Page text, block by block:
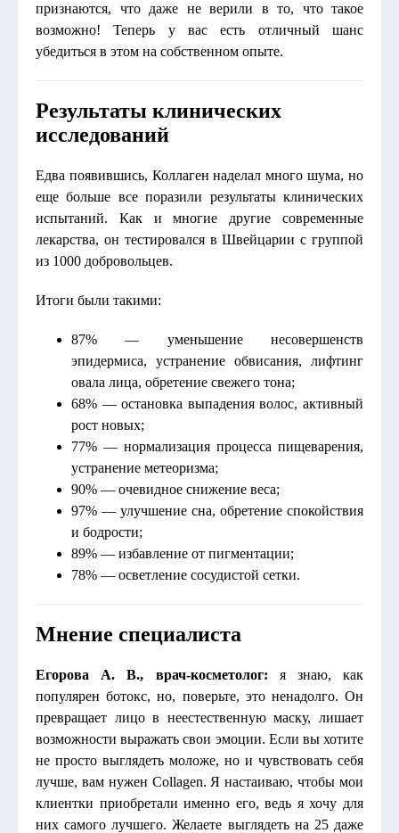
признаются, что даже не верили в то, что такое
возможно! Теперь у вас есть отличный шанс
убедиться в этом на собственном опыте.
Результаты клинических
исследований
Едва появившись, Коллаген наделал много шума, но
еще больше все поразили результаты клинических
испытаний. Как и многие другие современные
лекарства, он тестировался в Швейцарии с группой
из 1000 добровольцев.
Итоги были такими:
87% — уменьшение несовершенств
эпидермиса, устранение обвисания, лифтинг
овала лица, обретение свежего тона;
68% — остановка выпадения волос, активный
рост новых;
77% — нормализация процесса пищеварения,
устранение метеоризма;
90% — очевидное снижение веса;
97% — улучшение сна, обретение спокойствия
и бодрости;
89% — избавление от пигментации;
78% — осветление сосудистой сетки.
Мнение специалиста
Егорова А. В., врач-косметолог: я знаю, как
популярен ботокс, но, поверьте, это ненадолго. Он
превращает лицо в неестественную маску, лишает
возможности выражать свои эмоции. Если вы хотите
не просто выглядеть моложе, но и чувствовать себя
лучше, вам нужен Collagen. Я настаиваю, чтобы мои
клиентки приобретали именно его, ведь я хочу для
них самого лучшего. Желаете выглядеть на 25 даже